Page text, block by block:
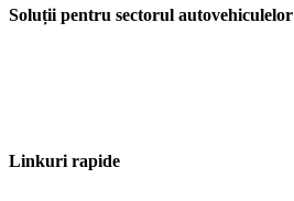
Soluții pentru sectorul autovehiculelor
Linkuri rapide